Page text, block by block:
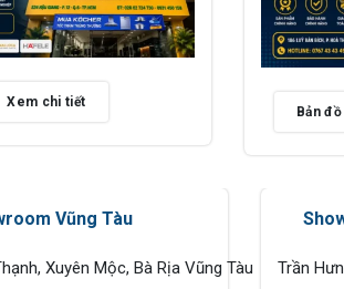
Xem chi tiết
Bản đồ
Vũng Tàu
Xuyên Mộc, Bà Rịa Vũng Tàu Trần